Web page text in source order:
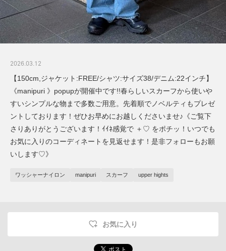
2026.03.12
【150cm,ジャケット:FREE/シャツ:サイズ38/デニム:22インチ】
《manipuri 》popupが開催中です!!春らしいスカーフから使いや
すいシンプルな物まで多数ご用意。先着順でノベルティもプレゼ
ントしております！ぜひお早めにお越しくださいませ♪《ご覧下
さりありがとうございます！ｲｲﾈ感覚で ＋♡ をポチッ！いつでも
お気に入りのコーディネートを見返せます！是非フォローもお願
いします♡》
ワッシャーナイロン manipuri スカーフ upper hights
お気に入り